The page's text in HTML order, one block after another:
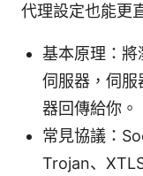
代理設定也能更
基本原理：將
伺服器，伺服
器回傳給你。
常見協議：
Trojan、